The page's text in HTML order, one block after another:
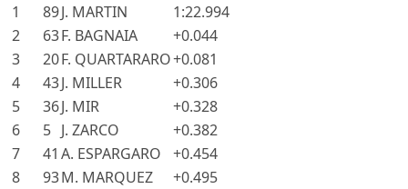
1
89J. MARTIN
1:22.994
2
63F. BAGNAIA
+0.044
3
20F. QUARTARARO+0.081
4
43J. MILLER
+0.306
5
36J. MIR
+0.328
6
5 J. ZARCO
+0.382
7
41 A. ESPARGARO
+0.454
8
93M. MARQUEZ
+0.495